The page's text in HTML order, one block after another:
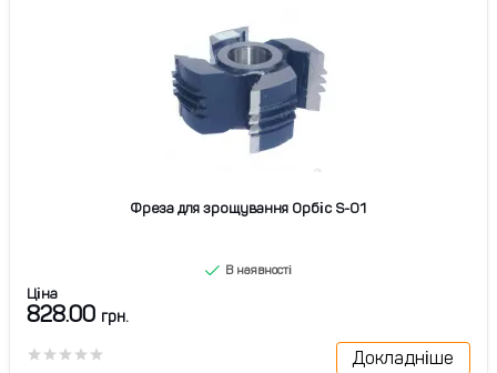
Фреза для зрощування Орбіс S-01
В наявності
Ціна
828.00 грн.
Докладніше